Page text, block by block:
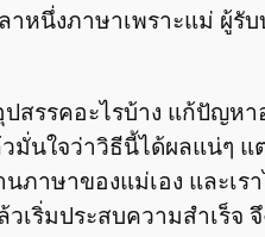
ลาหนึ่งภาษาเพราะแม่ ผู้
ปสรรคอะไรบ้าง แก้ปัญหา
นใจว่าวิธีนี้ได้ผลแน่ๆ แ
ภาษาของแม่เอง และเร
เริ่มประสบความสำเร็จ